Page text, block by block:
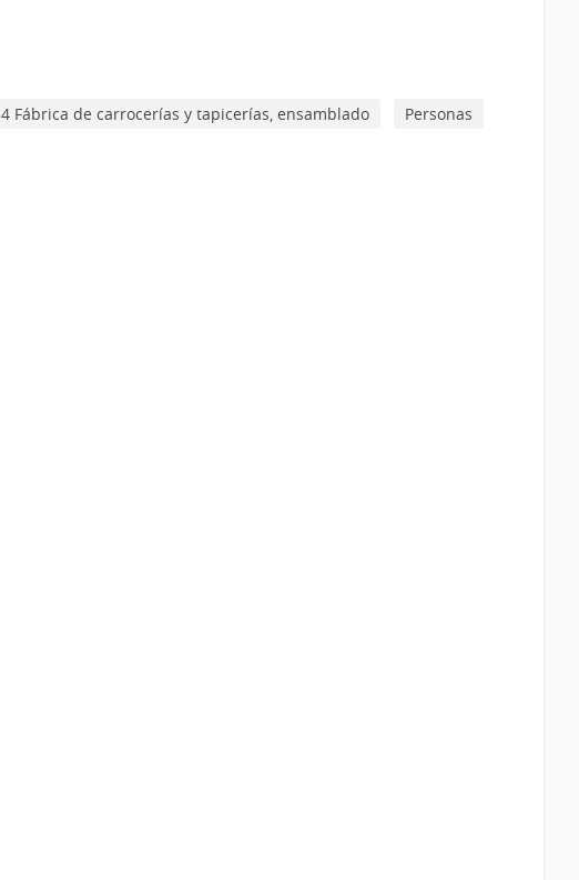
4 Fábrica de carrocerías y tapicerías, ensamblado Personas